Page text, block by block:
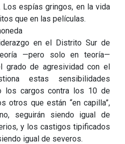
Los espías gringos, en la vida
que en las películas.
en el Distrito Sur de
—pero solo en teoría—
grado de agresividad con el
estas sensibilidades
los cargos contra los 10 de
otros que están “en capilla”,
seguirán siendo igual de
y los castigos tipificados
igual de severos.